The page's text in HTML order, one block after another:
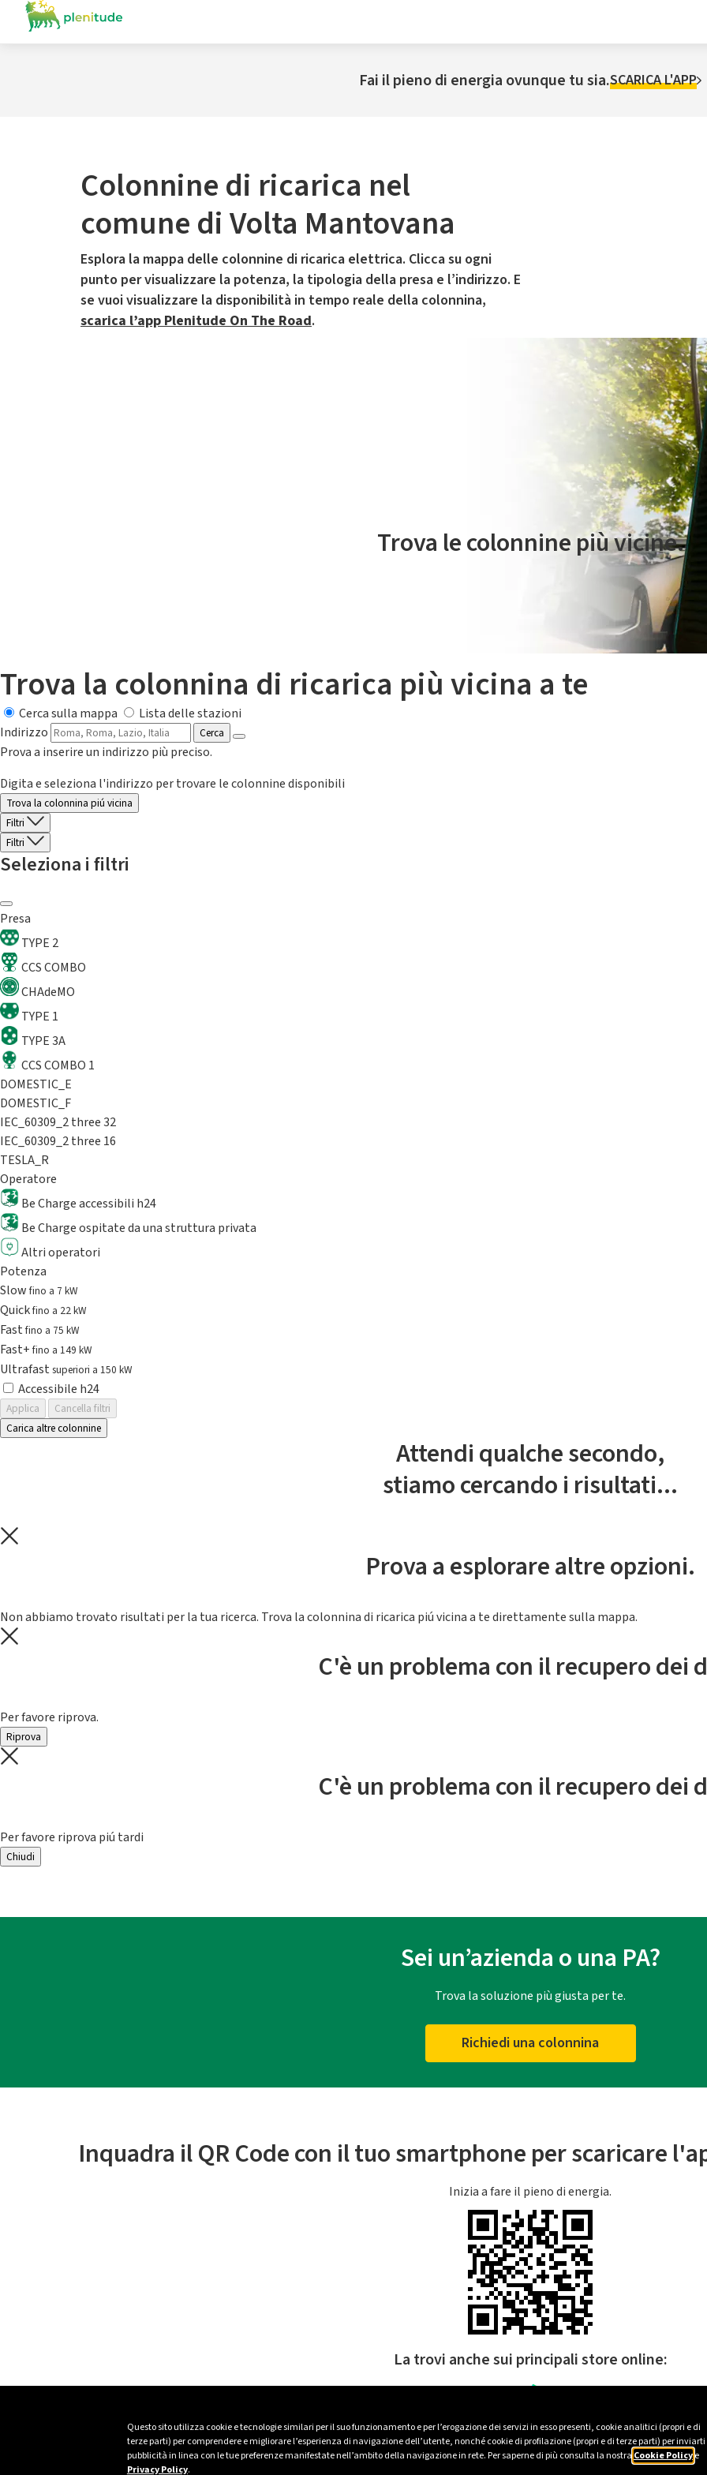
Questo sito utilizza cookie e tecnologie similari per il suo funzionamento e per l’erogazione dei servizi in esso presenti, cookie analitici (propri e di
terze parti) per comprendere e migliorare l’esperienza di navigazione dell’utente, nonché cookie di profilazione (propri e di terze parti) per inviarti
pubblicità in linea con le tue preferenze manifestate nell’ambito della navigazione in rete. Per saperne di più consulta la nostra Cookie Policye
Privacy Policy.
Fai il pieno di energia ovunque tu sia.SCARICA L'APP
Colonnine di ricarica nel
comune di Volta Mantovana
Esplora la mappa delle colonnine di ricarica elettrica. Clicca su ogni
punto per visualizzare la potenza, la tipologia della presa e l’indirizzo. E
se vuoi visualizzare la disponibilità in tempo reale della colonnina,
scarica l’app Plenitude On The Road.
Il servizio di mobilità elettrica è gestito da Plenitude On The Road
Trova le colonnine più vicine.
Trova la colonnina di ricarica più vicina a te
Cerca sulla mappa
Lista delle stazioni
Indirizzo
Cerca
Prova a inserire un indirizzo più preciso.
Digita e seleziona l'indirizzo per trovare le colonnine disponibili
Trova la colonnina piú vicina
Filtri
Filtri
Seleziona i filtri
Presa
TYPE 2
CCS COMBO
CHAdeMO
TYPE 1
TYPE 3A
CCS COMBO 1
DOMESTIC_E
DOMESTIC_F
IEC_60309_2 three 32
IEC_60309_2 three 16
TESLA_R
Operatore
Be Charge accessibili h24
Be Charge ospitate da una struttura privata
Altri operatori
Potenza
Slowfino a 7 kW
Quickfino a 22 kW
Fastfino a 75 kW
Fast+fino a 149 kW
Ultrafast superiori a 150 kW
Accessibile h24
Applica
Cancella filtri
Carica altre colonnine
Attendi qualche secondo,
stiamo cercando i risultati...
Prova a esplorare altre opzioni.
Non abbiamo trovato risultati per la tua ricerca. Trova la colonnina di ricarica piú vicina a te direttamente sulla mappa.
C'è un problema con il recupero dei
Per favore riprova.
Riprova
C'è un problema con il recupero dei
Per favore riprova piú tardi
Chiudi
Sei un’azienda o una PA?
Trova la soluzione più giusta per te.
Richiedi una colonnina
Inquadra il QR Code con il tuo smartphone per scaricare
Inizia a fare il pieno di energia.
La trovi anche sui principali store online: